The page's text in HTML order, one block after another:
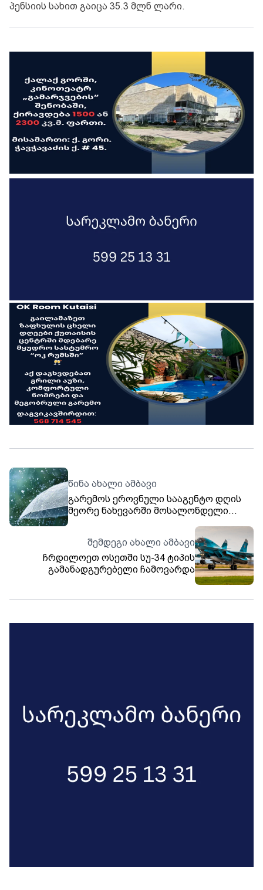
პენსიის სახით გაიცა 35.3 მლნ ლარი.
წინა ახალი ამბავი
გარემოს ეროვნული სააგენტო დღის
მეორე ნახევარში მოსალონდელი
შემდეგი ახალი ამბავი
ჩრდილოეთ ოსეთში სუ-34 ტიპის
გამანადგურებელი ჩამოვარდა